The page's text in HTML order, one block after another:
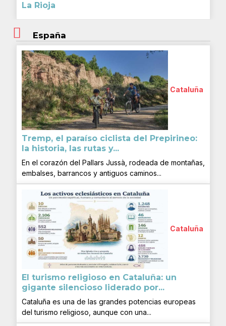
La Rioja
España
Cataluña
Tremp, el paraíso ciclista del Prepirineo:
la historia, las rutas y...
En el corazón del Pallars Jussà, rodeada de montañas,
embalses, barrancos y antiguos caminos...
Cataluña
El turismo religioso en Cataluña: un
gigante silencioso liderado por...
Cataluña es una de las grandes potencias europeas
del turismo religioso, aunque con una...